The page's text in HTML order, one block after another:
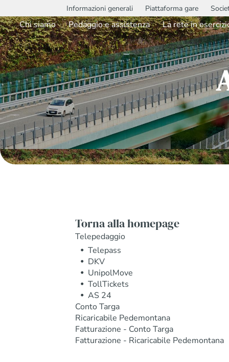
Informazioni generali Piattaforma gare
Chi siamo Pedaggio e assistenza La rete in
Torna alla homepage
Telepedaggio
Telepass
DKV
UnipolMove
TollTickets
AS 24
Conto Targa
Ricaricabile Pedemontana
Fatturazione - Conto Targa
Fatturazione - Ricaricabile Pedemontana